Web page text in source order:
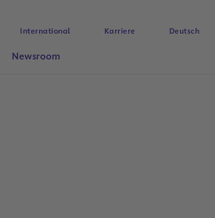
International Karriere Deutsch
Newsroom